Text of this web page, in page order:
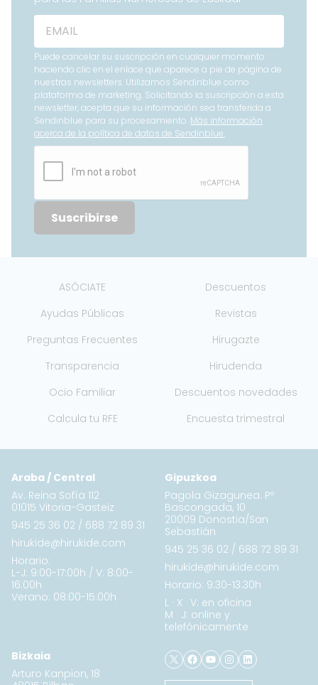
Puede cancelar su suscripción en cualquier momento
haciendo clic en el enlace que aparece a pie de página de
nuestras newsletters. Utilizamos Sendinblue como
plataforma de marketing. Solicitando la suscripción a esta
newsletter, acepta que su información sea transferida a
Sendinblue para su procesamiento. Más información
acerca de la política de datos de Sendinblue.
Suscribirse
ASÓCIATE
Descuentos
Ayudas Públicas
Revistas
Preguntas Frecuentes
Hirugazte
Transparencia
Hirudenda
Ocio Familiar
Descuentos novedades
Calcula tu RFE
Encuesta trimestral
Araba / Central
Av. Reina Sofía 112
01015 Vitoria-Gasteiz
945 25 36 02 / 688 72 89 31
hirukide@hirukide.com
Horario:
L-J: 9:00-17:00h / V: 8:00-
16:00h
Verano: 08:00-15:00h
Gipuzkoa
Pagola Gizagunea. Pº
Bascongada, 10
20009 Donostia/San
Sebastián
945 25 36 02 / 688 72 89 31
hirukide@hirukide.com
Horario: 9:30-13:30h
L · X · V: en oficina
M · J: online y
telefónicamente
Bizkaia
Arturo Kanpion, 18
X Facebook
YouTube
Instagram
LinkedIn